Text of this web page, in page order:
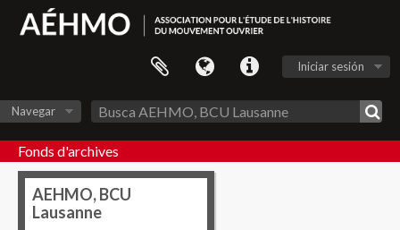
Iniciar sesión
Navegar
Fonds d'archives
AEHMO, BCU
Lausanne